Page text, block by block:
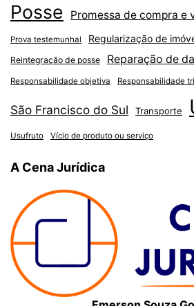
Posse Promessa de compra e
Prova testemunhal Regularização de
Reintegração de posse Reparação de
Responsabilidade objetiva Responsabilidade
São Francisco do Sul Transporte
Usufruto Vício de produto ou serviço
A Cena Jurídica